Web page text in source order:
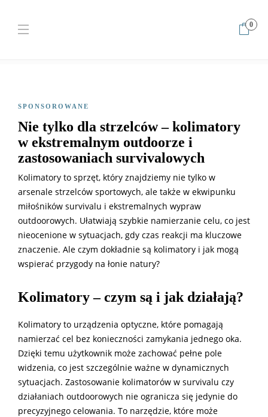
0
Home
SPONSOROWANE
Nie tylko dla strzelców – kolimatory
w ekstremalnym outdoorze i
zastosowaniach survivalowych
Kolimatory to sprzęt, który znajdziemy nie tylko w
arsenale strzelców sportowych, ale także w ekwipunku
miłośników survivalu i ekstremalnych wypraw
outdoorowych. Ułatwiają szybkie namierzanie celu, co jest
nieocenione w sytuacjach, gdy czas reakcji ma kluczowe
znaczenie. Ale czym dokładnie są kolimatory i jak mogą
wspierać przygody na łonie natury?
Kolimatory – czym są i jak działają?
Kolimatory to urządzenia optyczne, które pomagają
namierzać cel bez konieczności zamykania jednego oka.
Dzięki temu użytkownik może zachować pełne pole
widzenia, co jest szczególnie ważne w dynamicznych
sytuacjach. Zastosowanie kolimatorów w survivalu czy
działaniach outdoorowych nie ogranicza się jedynie do
precyzyjnego celowania. To narzędzie, które może